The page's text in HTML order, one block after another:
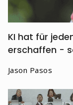
KI hat für
erschaffen -
Jason Pasos